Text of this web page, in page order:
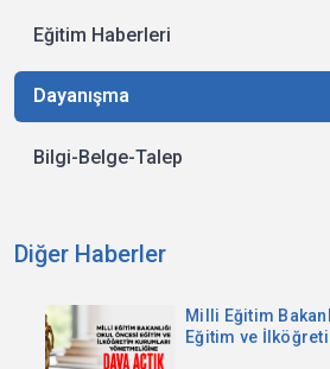
Eğitim Haberleri
Dayanışma
Bilgi-Belge-Talep
Diğer Haberler
Milli Eğitim
Eğitim ve